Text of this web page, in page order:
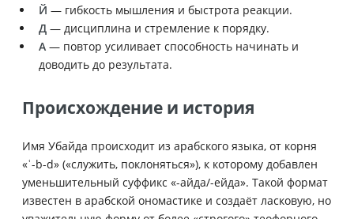
Й — гибкость мышления и быстрота реакции.
Д — дисциплина и стремление к порядку.
А — повтор усиливает способность начинать и
доводить до результата.
Происхождение и история
Имя Убайда происходит из арабского языка, от корня
«ʿ-b-d» («служить, поклоняться»), к которому добавлен
уменьшительный суффикс «-айда/-ейда». Такой формат
известен в арабской ономастике и создаёт ласковую, но